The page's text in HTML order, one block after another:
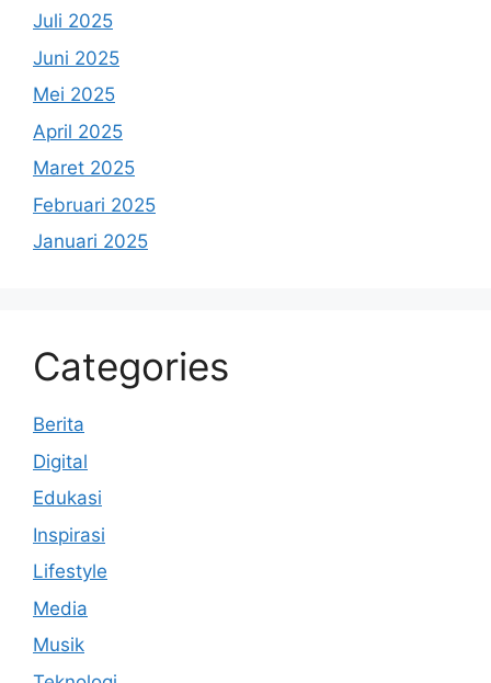
Juli 2025
Juni 2025
Mei 2025
April 2025
Maret 2025
Februari 2025
Januari 2025
Categories
Berita
Digital
Edukasi
Inspirasi
Lifestyle
Media
Musik